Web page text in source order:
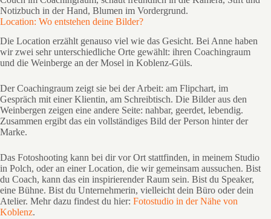
Location: Wo entstehen deine Bilder?
Die Location erzählt genauso viel wie das Gesicht. Bei Anne haben
wir zwei sehr unterschiedliche Orte gewählt: ihren Coachingraum
und die Weinberge an der Mosel in Koblenz-Güls.
Der Coachingraum zeigt sie bei der Arbeit: am Flipchart, im
Gespräch mit einer Klientin, am Schreibtisch. Die Bilder aus den
Weinbergen zeigen eine andere Seite: nahbar, geerdet, lebendig.
Zusammen ergibt das ein vollständiges Bild der Person hinter der
Marke.
Das Fotoshooting kann bei dir vor Ort stattfinden, in meinem Studio
in Polch, oder an einer Location, die wir gemeinsam aussuchen. Bist
du Coach, kann das ein inspirierender Raum sein. Bist du Speaker,
eine Bühne. Bist du Unternehmerin, vielleicht dein Büro oder dein
Atelier. Mehr dazu findest du hier: Fotostudio in der Nähe von
Koblenz.